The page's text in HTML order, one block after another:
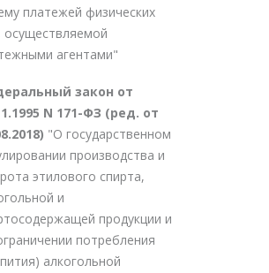
платежей физических
осуществляемой
агентами"
закон от
N 171-ФЗ (ред. от
"О государственном
производства и
этилового спирта,
и
продукции и
потребления
алкогольной